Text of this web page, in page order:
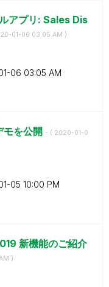
アプリ: Sales Dis
01-06 03:05 AM )
06 03:05 AM
を公開 - ( ‎2020-01-0
05 10:00 PM
新機能のご紹介
)